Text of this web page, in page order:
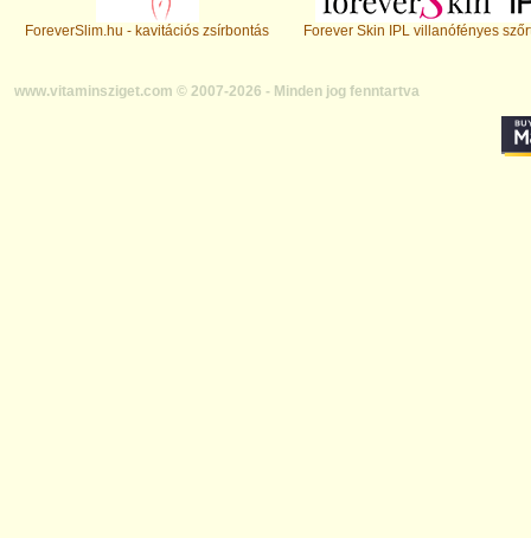
ForeverSlim.hu - kavitációs zsírbontás Forever Skin IPL villanófényes
www.vitaminsziget.com © 2007-2026 - Minden jog fenntartva